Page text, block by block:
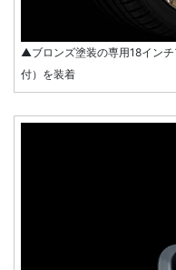
▲ブロンズ塗装の専用18インチ
付）を装着